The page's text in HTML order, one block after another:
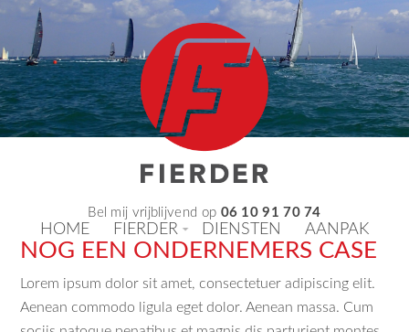
Bel mij vrijblijvend op 06 10 91 70 74
HOME FIERDER DIENSTEN AANPAK
NOG EEN ONDERNEMERS CASE
Lorem ipsum dolor sit amet, consectetuer adipiscing elit.
Aenean commodo ligula eget dolor. Aenean massa. Cum